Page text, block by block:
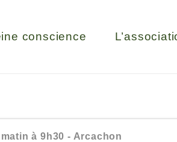
conscience
à 9h30 - Arcachon